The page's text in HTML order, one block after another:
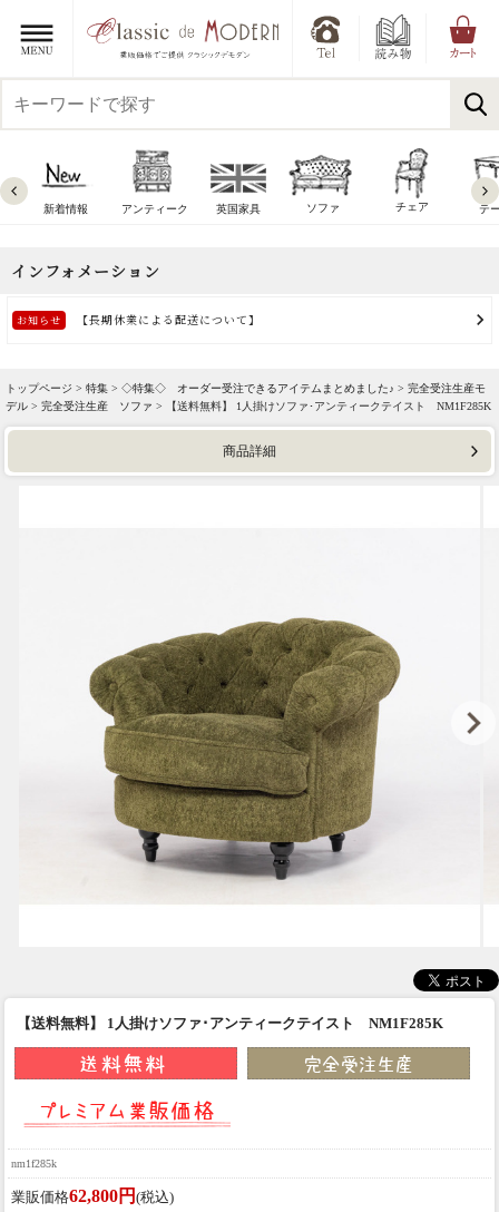
新着情報 アンティーク 英国家具 ソファ チェア テ
トップページ > 特集 > ◇特集◇ オーダー受注できるアイテムまとめました♪ > 完全受注生産モ
デル > 完全受注生産 ソファ > 【送料無料】 1人掛けソファ･アンティークテイスト NM1F285K
商品詳細
【送料無料】 1人掛けソファ･アンティークテイスト NM1F285K
nm1f285k
業販価格62,800円 (税込)